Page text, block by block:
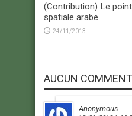
(Contribution) Le
spatiale arabe
24/11/2013
AUCUN
Anonymous